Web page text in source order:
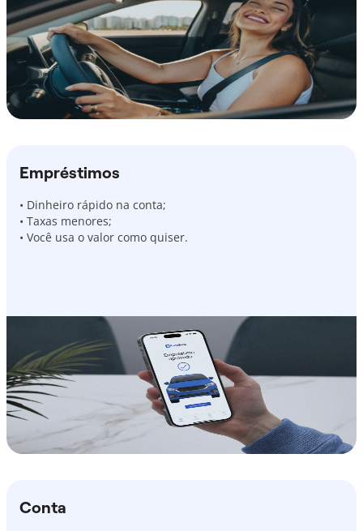
Empréstimos
• Dinheiro rápido na conta;
• Taxas menores;
• Você usa o valor como quiser.
Conta